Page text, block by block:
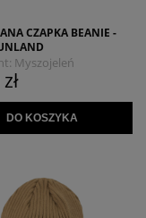
CZAPKA BEANIE -
Myszojeleń
DO KOSZYKA